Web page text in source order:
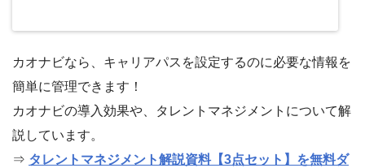
カオナビなら、キャリアパスを設定するのに必要な情報を
簡単に管理できます！
カオナビの導入効果や、タレントマネジメントについて解
説しています。
⇒ タレントマネジメント解説資料【3点セット】を無料ダ